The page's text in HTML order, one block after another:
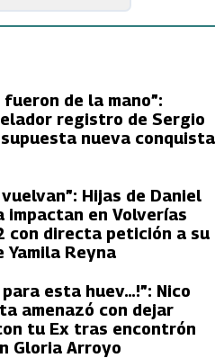
fueron de la mano”:
registro de Sergio
nueva conquista
Hijas de Daniel
impactan en Volverías
con directa petición a su
Yamila Reyna
para esta huev…!”: Nico
amenazó con dejar
tu Ex tras encontrón
Gloria Arroyo